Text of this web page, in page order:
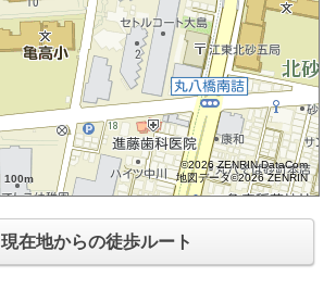
100m
©2026 ZENRIN DataCom
地図データ©2026 ZENRIN
現在地からの徒歩ルート